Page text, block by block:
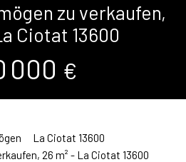
zu verkaufen,
Ciotat 13600
000 €
La Ciotat 13600
26 m² - La Ciotat 13600